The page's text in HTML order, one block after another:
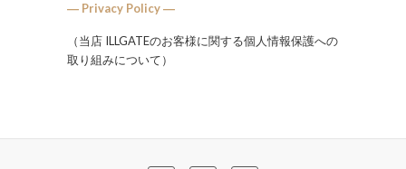
― Privacy Policy ―
（当店 ILLGATEのお客様に関する個人情報保護への
取り組みについて）